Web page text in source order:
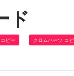
ド
ピー クロムハーツ コ